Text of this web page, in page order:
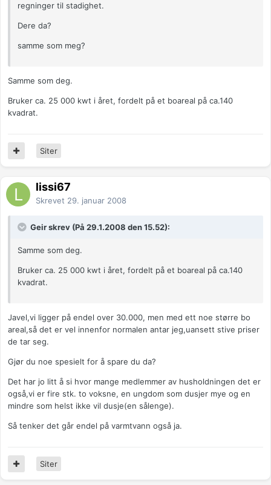
regninger til stadighet.
Dere da?
samme som meg?
Samme som deg.
Bruker ca. 25 000 kwt i året, fordelt på et boareal på ca.140
kvadrat.
Siter
lissi67
Skrevet 29. januar 2008
Geir skrev (På 29.1.2008 den 15.52):
Samme som deg.
Bruker ca. 25 000 kwt i året, fordelt på et boareal på ca.140
kvadrat.
Javel,vi ligger på endel over 30.000, men med ett noe større bo
areal,så det er vel innenfor normalen antar jeg,uansett stive priser
de tar seg.
Gjør du noe spesielt for å spare du da?
Det har jo litt å si hvor mange medlemmer av husholdningen det er
også,vi er fire stk. to voksne, en ungdom som dusjer mye og en
mindre som helst ikke vil dusje(en sålenge).
Så tenker det går endel på varmtvann også ja.
Siter